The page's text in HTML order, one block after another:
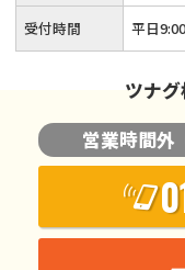
受付時間 平日
ツナ
営業時間外